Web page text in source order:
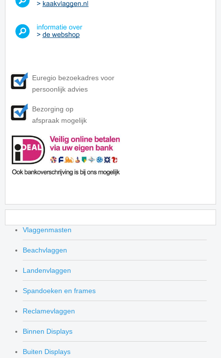
Euregio bezoekadres voor
persoonlijk advies
Bezorging op
afspraak mogelijk
Vlaggenmasten
Beachvlaggen
Landenvlaggen
Spandoeken en frames
Reclamevlaggen
Binnen Displays
Buiten Displays